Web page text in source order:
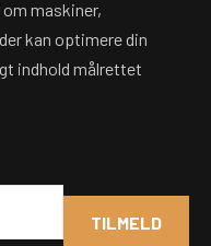
maskiner,
kan optimere din
indhold målrettet
TILMELD